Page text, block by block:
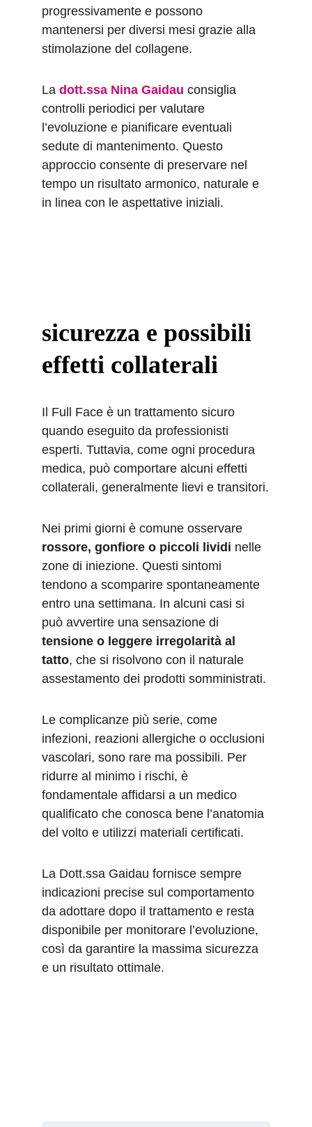
progressivamente e possono
mantenersi per diversi mesi grazie alla
stimolazione del collagene.
La dott.ssa Nina Gaidau consiglia
controlli periodici per valutare
l’evoluzione e pianificare eventuali
sedute di mantenimento. Questo
approccio consente di preservare nel
tempo un risultato armonico, naturale e
in linea con le aspettative iniziali.
sicurezza e possibili
effetti collaterali
Il Full Face è un trattamento sicuro
quando eseguito da professionisti
esperti. Tuttavia, come ogni procedura
medica, può comportare alcuni effetti
collaterali, generalmente lievi e transitori.
Nei primi giorni è comune osservare
rossore, gonfiore o piccoli lividi nelle
zone di iniezione. Questi sintomi
tendono a scomparire spontaneamente
entro una settimana. In alcuni casi si
può avvertire una sensazione di
tensione o leggere irregolarità al
tatto, che si risolvono con il naturale
assestamento dei prodotti somministrati.
Le complicanze più serie, come
infezioni, reazioni allergiche o occlusioni
vascolari, sono rare ma possibili. Per
ridurre al minimo i rischi, è
fondamentale affidarsi a un medico
qualificato che conosca bene l’anatomia
del volto e utilizzi materiali certificati.
La Dott.ssa Gaidau fornisce sempre
indicazioni precise sul comportamento
da adottare dopo il trattamento e resta
disponibile per monitorare l’evoluzione,
così da garantire la massima sicurezza
e un risultato ottimale.